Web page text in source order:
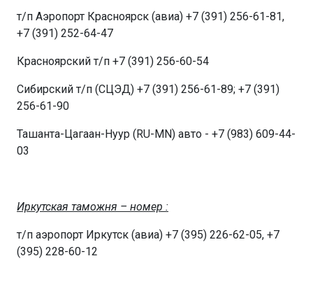
т/п Аэропорт Красноярск (авиа) +7 (391) 256-61-81,
+7 (391) 252-64-47
Красноярский т/п +7 (391) 256-60-54
Сибирский т/п (СЦЭД) +7 (391) 256-61-89; +7 (391)
256-61-90
Ташанта-Цагаан-Нуур (RU-MN) авто - +7 (983) 609-44-
03
Иркутская таможня – номер :
т/п аэропорт Иркутск (авиа) +7 (395) 226-62-05, +7
(395) 228-60-12